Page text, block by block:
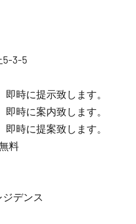
3-5
時に提示致します。
時に案内致します。
時に提案致します。
料
デンス